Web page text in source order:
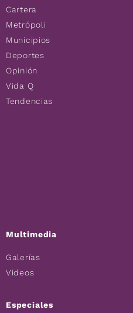
Cartera
Metrópoli
Municipios
Deportes
Opinión
Vida Q
Tendencias
Multimedia
Galerías
Videos
Especiales